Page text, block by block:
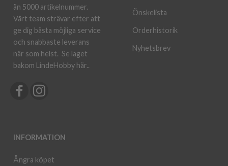
än 5000 artikelnummer.
Vårt team strävar efter att
ge dig bästa möjliga service
och snabbaste leverans
när som helst. Se laget
bakom LindeHobby här..
INFORMATION
Ångra köpet
Önskelista
Orderhistorik
Nyhetsbrev